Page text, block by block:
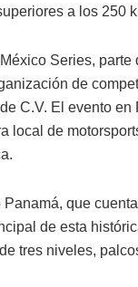
a los 250
Series,
de
C.V. El evento
local de
Panamá, que
de esta
tres niveles,